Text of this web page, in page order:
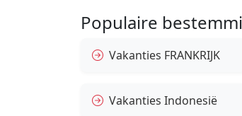
Populaire
Vakanties FRANKRIJK
Vakanties Indonesië